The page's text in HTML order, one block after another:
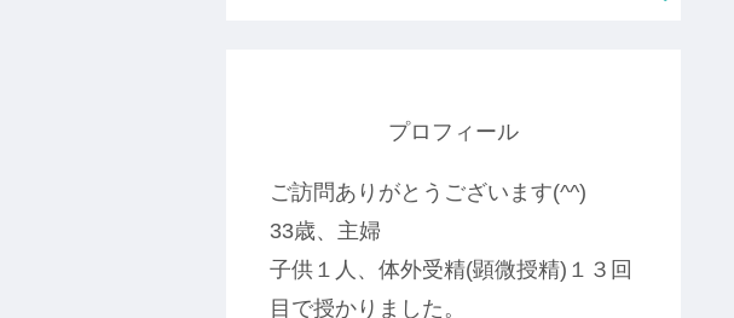
プロフィール
ご訪問ありがとうございます(^^)
33歳、主婦
子供１人、体外受精(顕微授精)１３回
目で授かりました。